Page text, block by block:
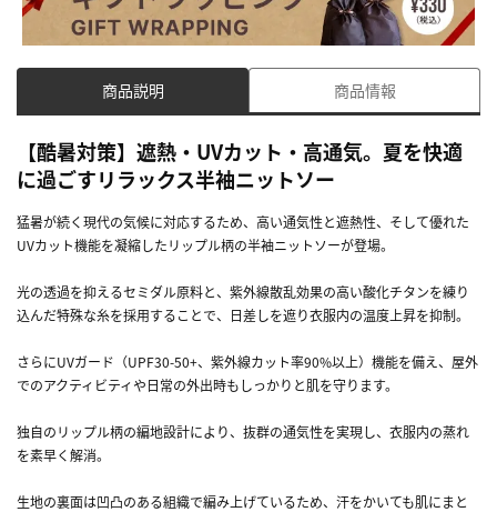
商品説明 商品情報
【酷暑対策】遮熱・UVカット・高通気。夏を快適
に過ごすリラックス半袖ニットソー
猛暑が続く現代の気候に対応するため、高い通気性と遮熱性、そして優れた
UVカット機能を凝縮したリップル柄の半袖ニットソーが登場。
光の透過を抑えるセミダル原料と、紫外線散乱効果の高い酸化チタンを練り
込んだ特殊な糸を採用することで、日差しを遮り衣服内の温度上昇を抑制。
さらにUVガード（UPF30-50+、紫外線カット率90%以上）機能を備え、屋外
でのアクティビティや日常の外出時もしっかりと肌を守ります。
独自のリップル柄の編地設計により、抜群の通気性を実現し、衣服内の蒸れ
を素早く解消。
生地の裏面は凹凸のある組織で編み上げているため、汗をかいても肌にまと